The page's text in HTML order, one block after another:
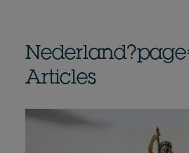
Articles